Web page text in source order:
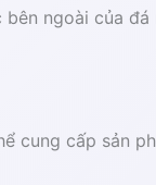
ngoài của đá
cung cấp sản